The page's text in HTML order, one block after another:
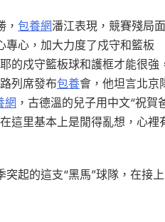
包養網潘江表現，競賽殘局面
專心，加大力度了戍守和籃板
的戍守籃板球和護框才能很強
列席發布包養會，他坦言北京
網 ，古德溫的兒子用中文“祝賀
這里基本上是閒得亂想，心裡
起的這支“黑馬”球隊，在接上